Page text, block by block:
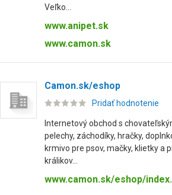
Veľko...
www.anipet.sk
www.camon.sk
Camon.sk/eshop
Pridať hodnotenie
Internetový obchod s
pelechy, záchodíky, hračky,
krmivo pre psov, mačky, klietky a
králikov...
www.camon.sk/eshop/